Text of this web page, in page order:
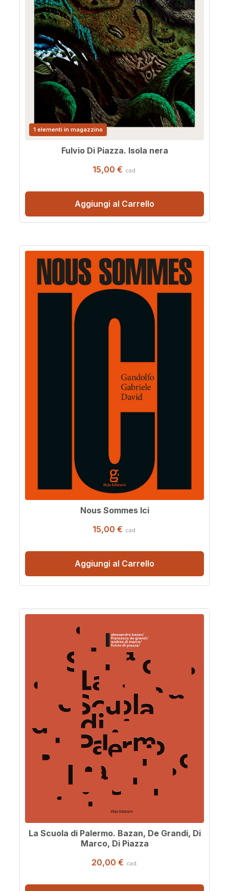
15,00 € cad.
Fulvio Di Piazza. Isola nera
1 elementi in magazzino
Aggiungi al Carrello
15,00 € cad.
Nous Sommes Ici
Aggiungi al Carrello
20,00 € cad.
La Scuola di Palermo. Bazan, De Grandi, Di
Marco, Di Piazza